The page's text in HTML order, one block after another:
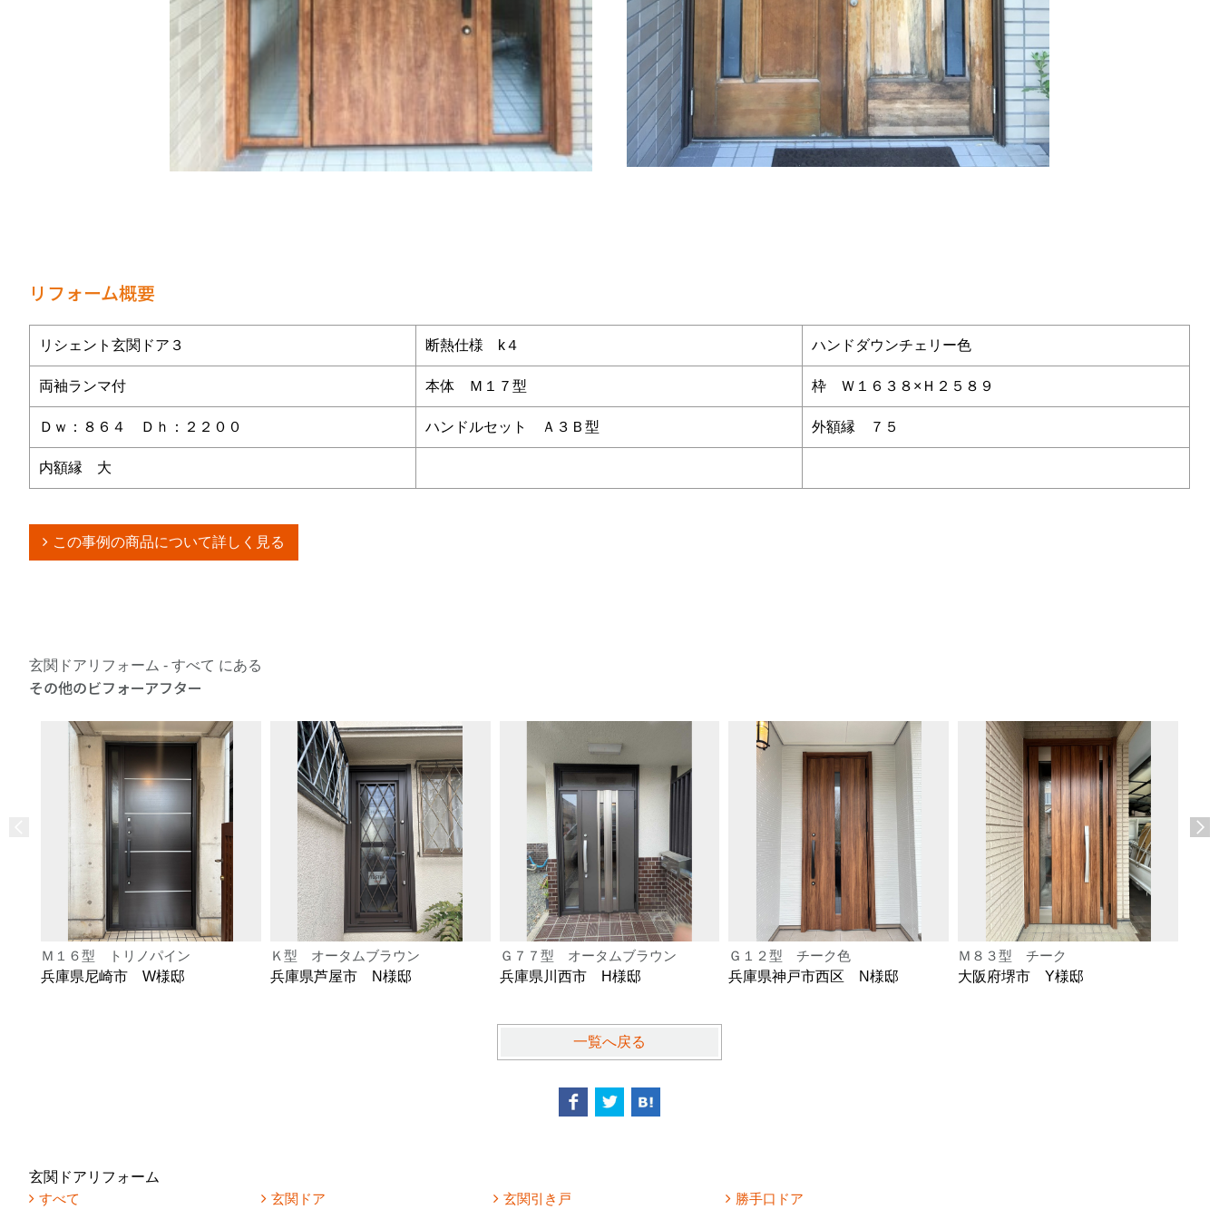
リフォーム概要
リシェント玄関ドア３ 断熱仕様 k４ ハンドダウンチェリー色
両袖ランマ付 本体 Ｍ１７型 枠 Ｗ１６３８×Ｈ２５８９
Ｄｗ：８６４ Ｄｈ：２２００ ハンドルセット Ａ３Ｂ型 外額縁 ７５
内額縁 大
この事例の商品について詳しく見る
玄関ドアリフォーム - すべて にある
その他のビフォーアフター
Ｍ１６型 トリノパイン
兵庫県尼崎市 W様邸
Ｋ型 オータムブラウン
兵庫県芦屋市 N様邸
Ｇ７７型 オータムブラウン
兵庫県川西市 H様邸
Ｇ１２型 チーク色
兵庫県神戸市西区 N様邸
Ｍ８３型 チーク
大阪府堺市 Y様邸
一覧へ戻る
玄関ドアリフォーム
すべて
玄関ドア 玄関引き戸 勝手口ドア